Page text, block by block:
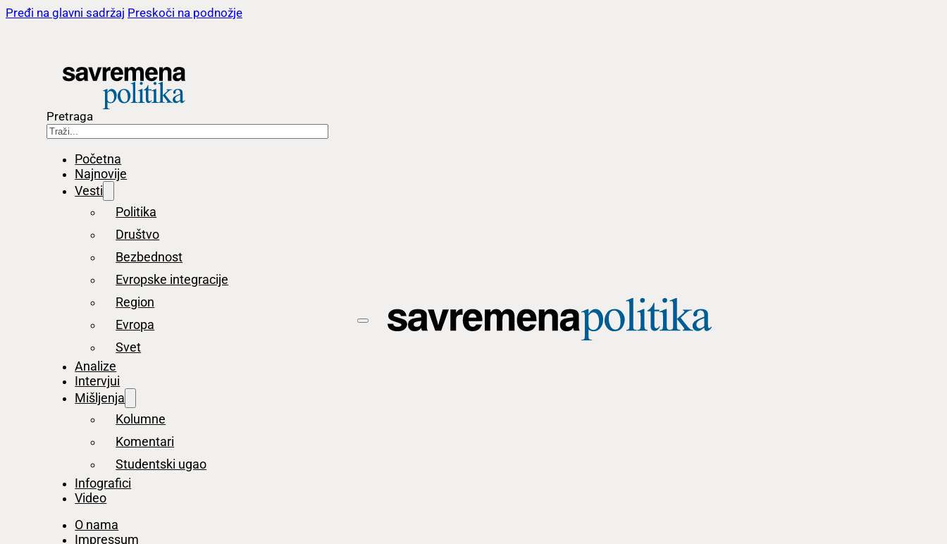
Pređi na glavni sadržaj Preskoči na podnožje
Pretraga
Početna
Najnovije
Vesti
Politika
Društvo
Bezbednost
Evropske integracije
Region
Evropa
Svet
Analize
Intervjui
Mišljenja
Kolumne
Komentari
Studentski ugao
Infografici
Video
O nama
Impressum